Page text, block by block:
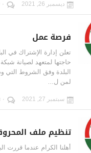
ديسمبر 26, 2021 ٠ تعليقات
فرصة عمل
تعلن إدارة الإشتراك في
حاجتها لمتعهد لصيانة
البلدة وفق الشروط التي
لمن ل...
سبتمبر 27, 2021 ٠ تعليقات
تنظيم ملف
أهلنا الكرام عندما قررت